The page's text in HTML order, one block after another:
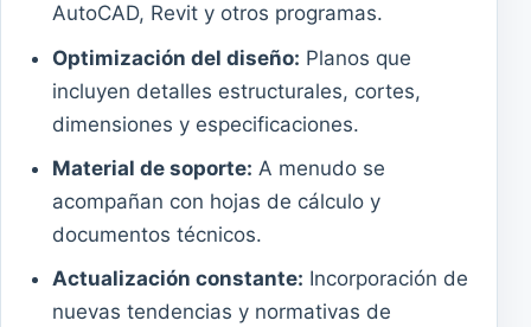
AutoCAD, Revit y otros programas.
Optimización del diseño: Planos que
incluyen detalles estructurales, cortes,
dimensiones y especificaciones.
Material de soporte: A menudo se
acompañan con hojas de cálculo y
documentos técnicos.
Actualización constante: Incorporación de
nuevas tendencias y normativas de